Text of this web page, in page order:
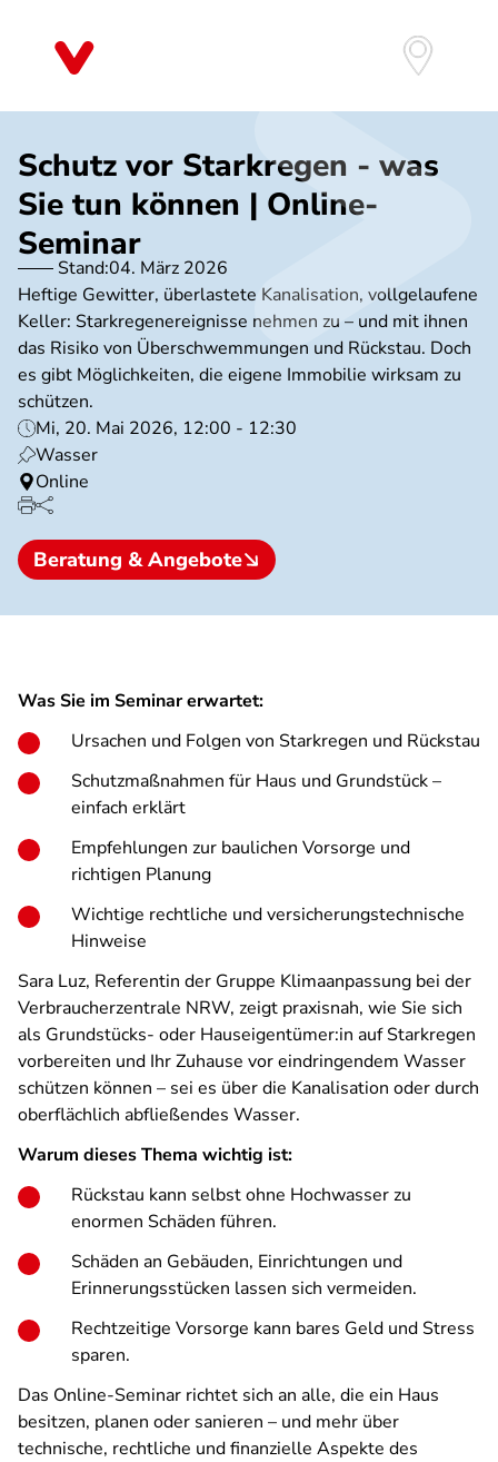
Schutz vor Starkregen - was
Sie tun können | Online-
Seminar
Stand:04. März 2026
Heftige Gewitter, überlastete Kanalisation, vollgelaufene
Keller: Starkregenereignisse nehmen zu – und mit ihnen
das Risiko von Überschwemmungen und Rückstau. Doch
es gibt Möglichkeiten, die eigene Immobilie wirksam zu
schützen.
Mi, 20. Mai 2026, 12:00 - 12:30
Wasser
Online
Beratung & Angebote
Was Sie im Seminar erwartet:
Ursachen und Folgen von Starkregen und Rückstau
Schutzmaßnahmen für Haus und Grundstück –
einfach erklärt
Empfehlungen zur baulichen Vorsorge und
richtigen Planung
Wichtige rechtliche und versicherungstechnische
Hinweise
Sara Luz, Referentin der Gruppe Klimaanpassung bei der
Verbraucherzentrale NRW, zeigt praxisnah, wie Sie sich
als Grundstücks- oder Hauseigentümer:in auf Starkregen
vorbereiten und Ihr Zuhause vor eindringendem Wasser
schützen können – sei es über die Kanalisation oder durch
oberflächlich abfließendes Wasser.
Warum dieses Thema wichtig ist:
Rückstau kann selbst ohne Hochwasser zu
enormen Schäden führen.
Schäden an Gebäuden, Einrichtungen und
Erinnerungsstücken lassen sich vermeiden.
Rechtzeitige Vorsorge kann bares Geld und Stress
sparen.
Das Online-Seminar richtet sich an alle, die ein Haus
besitzen, planen oder sanieren – und mehr über
technische, rechtliche und finanzielle Aspekte des